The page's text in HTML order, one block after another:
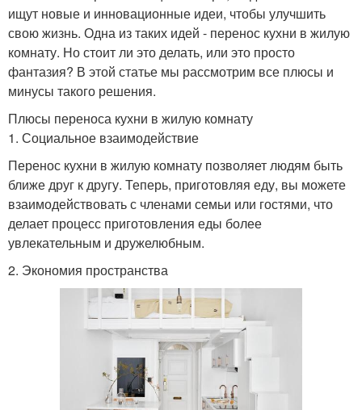
ищут новые и инновационные идеи, чтобы улучшить
свою жизнь. Одна из таких идей - перенос кухни в жилую
комнату. Но стоит ли это делать, или это просто
фантазия? В этой статье мы рассмотрим все плюсы и
минусы такого решения.
Плюсы переноса кухни в жилую комнату
1. Социальное взаимодействие
Перенос кухни в жилую комнату позволяет людям быть
ближе друг к другу. Теперь, приготовляя еду, вы можете
взаимодействовать с членами семьи или гостями, что
делает процесс приготовления еды более
увлекательным и дружелюбным.
2. Экономия пространства